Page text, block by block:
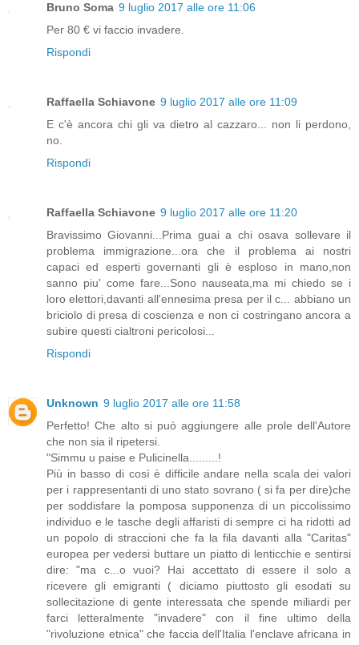
Bruno Soma 9 luglio 2017 alle ore 11:06
Per 80 € vi faccio invadere.
Rispondi
Raffaella Schiavone 9 luglio 2017 alle ore 11:09
E c'è ancora chi gli va dietro al cazzaro... non li perdono,
no.
Rispondi
Raffaella Schiavone 9 luglio 2017 alle ore 11:20
Bravissimo Giovanni...Prima guai a chi osava sollevare il
problema immigrazione...ora che il problema ai nostri
capaci ed esperti governanti gli è esploso in mano,non
sanno piu' come fare...Sono nauseata,ma mi chiedo se i
loro elettori,davanti all'ennesima presa per il c... abbiano un
briciolo di presa di coscienza e non ci costringano ancora a
subire questi cialtroni pericolosi...
Rispondi
Unknown 9 luglio 2017 alle ore 11:58
Perfetto! Che alto si può aggiungere alle prole dell'Autore
che non sia il ripetersi.
"Simmu u paise e Pulicinella.........!
Più in basso di così è difficile andare nella scala dei valori
per i rappresentanti di uno stato sovrano ( si fa per dire)che
per soddisfare la pomposa supponenza di un piccolissimo
individuo e le tasche degli affaristi di sempre ci ha ridotti ad
un popolo di straccioni che fa la fila davanti alla "Caritas"
europea per vedersi buttare un piatto di lenticchie e sentirsi
dire: "ma c...o vuoi? Hai accettato di essere il solo a
ricevere gli emigranti ( diciamo piuttosto gli esodati su
sollecitazione di gente interessata che spende miliardi per
farci letteralmente "invadere" con il fine ultimo della
"rivoluzione etnica" che faccia dell'Italia l'enclave africana in